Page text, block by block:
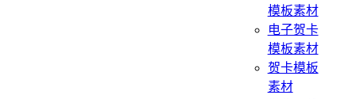
模板素材
电子贺卡
模板素材
贺卡模板
素材